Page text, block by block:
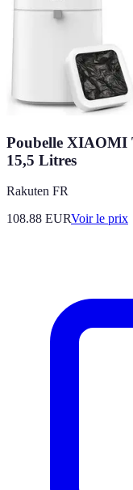
Poubelle XIAOMI
15,5 Litres
Rakuten FR
108.88 EURVoir le prix